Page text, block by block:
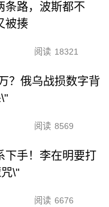
条路，波斯都不
被揍
阅读 18321
？俄乌战损数字背
阅读 8569
下手！李在明要打
\"
阅读 6676